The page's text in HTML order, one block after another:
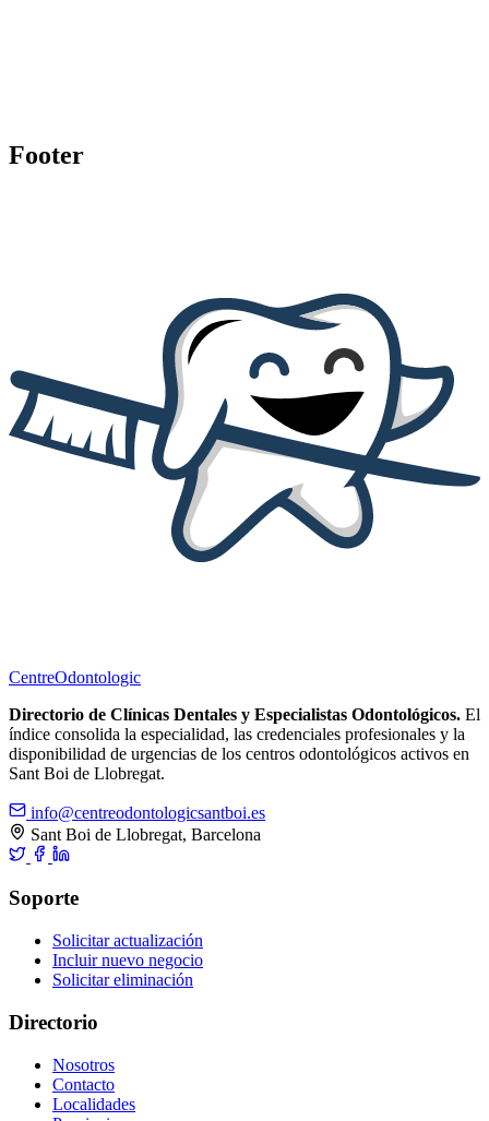
Footer
CentreOdontologic
Directorio de Clínicas Dentales y Especialistas Odontológicos. El
índice consolida la especialidad, las credenciales profesionales y la
disponibilidad de urgencias de los centros odontológicos activos en
Sant Boi de Llobregat.
info@centreodontologicsantboi.es
Sant Boi de Llobregat, Barcelona
Soporte
Solicitar actualización
Incluir nuevo negocio
Solicitar eliminación
Directorio
Nosotros
Contacto
Localidades